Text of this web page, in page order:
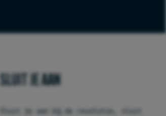
SLUIT JE AAN
Sluit je aan bij de revolutie, sluit